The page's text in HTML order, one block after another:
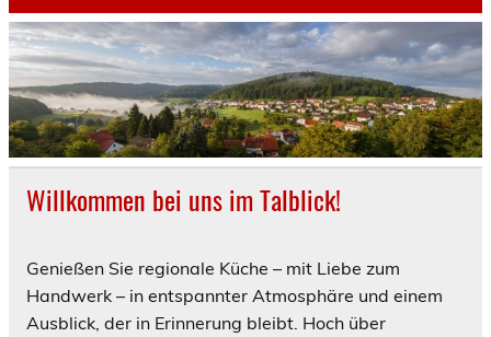
Willkommen bei uns im Talblick!
Genießen Sie regionale Küche – mit Liebe zum
Handwerk – in entspannter Atmosphäre und einem
Ausblick, der in Erinnerung bleibt. Hoch über